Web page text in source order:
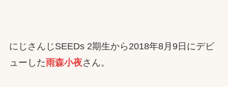
にじさんじSEEDs 2期生から2018年8月9日にデビ
ューした雨森小夜さん。